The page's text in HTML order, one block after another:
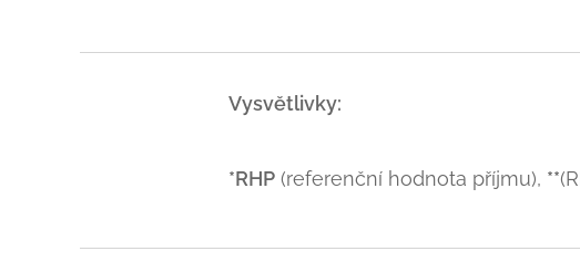
Vysvětlivky:
*RHP(referenční hodnota příjmu), **